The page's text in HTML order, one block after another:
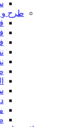
سایر
طرح و
نقشه GIS
طرح
طرح